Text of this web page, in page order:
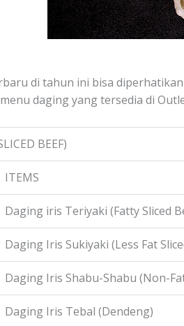
di tahun ini bisa
daging yang tersedia di
BEEF)
ITEMS
Daging iris Teriyaki (Fatty Sliced
Daging Iris Sukiyaki (Less Fat
Daging Iris Shabu-Shabu (Non-
Daging Iris Tebal (Dendeng)